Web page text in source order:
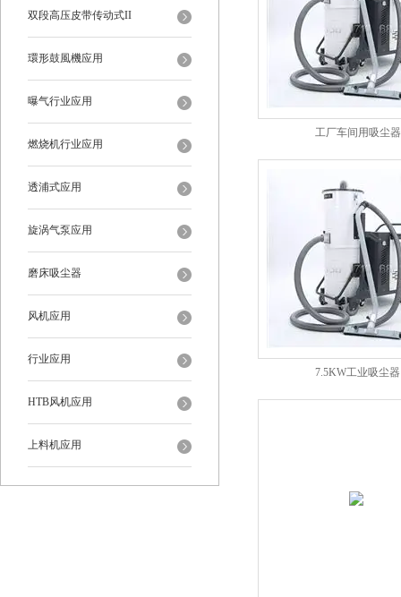
双段高压皮带传动式II
環形鼓風機应用
曝气行业应用
燃烧机行业应用
透浦式应用
旋涡气泵应用
磨床吸尘器
风机应用
行业应用
HTB风机应用
上料机应用
工厂车间用吸尘器
7.5KW工业吸尘器